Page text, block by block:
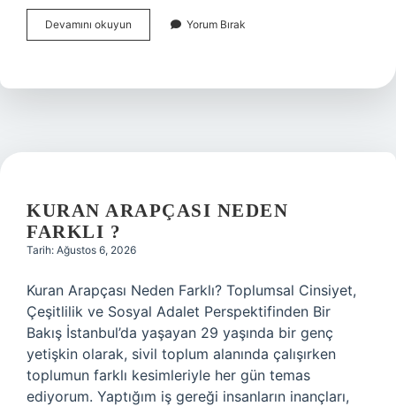
Devamını okuyun Kurbanın
hangi
?
Yorum Bırak
KURAN ARAPÇASI NEDEN
FARKLI ?
Tarih: Ağustos 6, 2026
Kuran Arapçası Neden Farklı? Toplumsal Cinsiyet,
Çeşitlilik ve Sosyal Adalet Perspektifinden Bir
Bakış İstanbul’da yaşayan 29 yaşında bir genç
yetişkin olarak, sivil toplum alanında çalışırken
toplumun farklı kesimleriyle her gün temas
ediyorum. Yaptığım iş gereği insanların inançları,